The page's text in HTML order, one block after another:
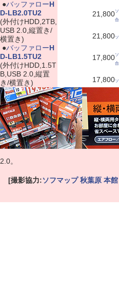
●バッファローH
D-LB2.0TU2
(外付けHDD,2TB,
USB 2.0,縦置き/
横置き)
21,800
21,800
●バッファローH
D-LB1.5TU2
(外付けHDD,1.5T
B,USB 2.0,縦置
き/横置き)
17,800
17,800
2.0。
[撮影協力:ソフマップ 秋葉原 本館